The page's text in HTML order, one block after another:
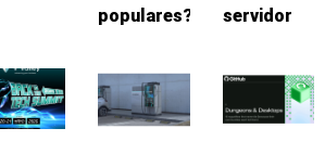
populares?
servidor